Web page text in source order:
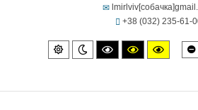
+38 (032) 235-61-
Default
mode
Night
mode
High
contrast
High
contrast
High